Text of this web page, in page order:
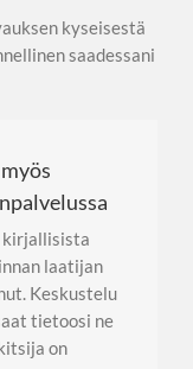
kyseisestä
saadessani
kirjallisista
laatijan
Keskustelu
tietoosi ne
on